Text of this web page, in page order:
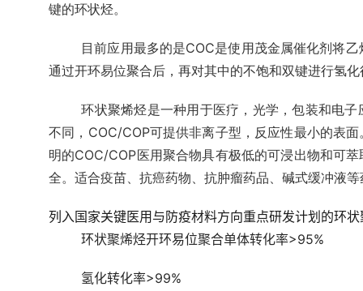
键的环状烃。
目前应用最多的是COC是使用茂金属催化剂将
通过开环易位聚合后，再对其中的不饱和双键进行氢
环状聚烯烃是一种用于医疗，光学，包装和电
不同，COC/COP可提供非离子型，反应性最小的表
明的COC/COP医用聚合物具有极低的可浸出物和可
全。适合疫苗、抗癌药物、抗肿瘤药品、碱式缓冲液
列入国家关键医用与防疫材料方向重点研发计划的环
环状聚烯烃开环易位聚合单体转化率>95%
氢化转化率>99%